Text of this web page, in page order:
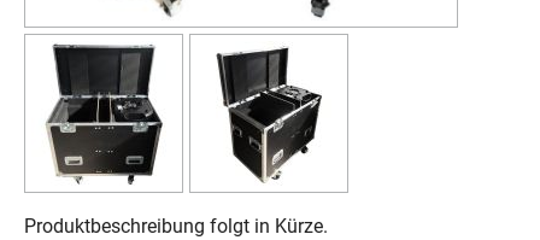
Produktbeschreibung folgt in Kürze.